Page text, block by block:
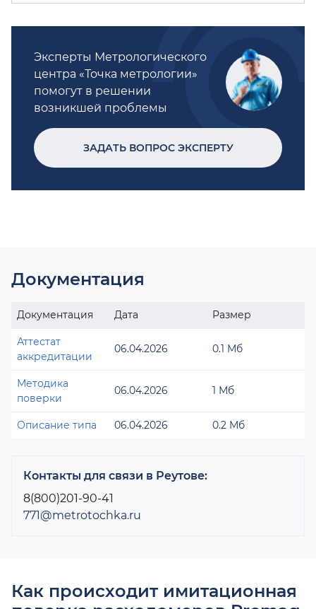
Эксперты Метрологического
центра «Точка метрологии»
помогут в решении
возникшей проблемы
ЗАДАТЬ ВОПРОС ЭКСПЕРТУ
Документация
Документация Дата Размер
Аттестат
аккредитации
06.04.2026 0.1 Мб
Методика
поверки
06.04.2026 1 Мб
Описание типа 06.04.2026 0.2 Мб
Контакты для связи в Реутове:
8(800)201-90-41
771@metrotochka.ru
Как происходит имитационная